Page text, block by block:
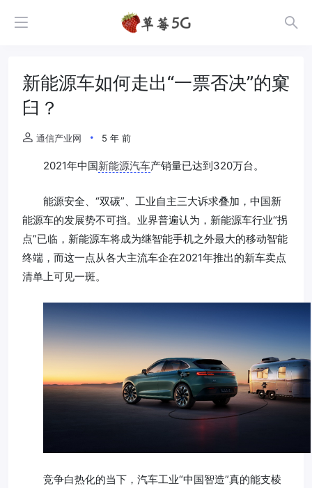
新能源车如何走出“一票否决”的窠
臼？
通信产业网 5 年 前
2021年中国新能源汽车产销量已达到320万台。
能源安全、“双碳”、工业自主三大诉求叠加，中国新
能源车的发展势不可挡。业界普遍认为，新能源车行业“拐
点”已临，新能源车将成为继智能手机之外最大的移动智能
终端，而这一点从各大主流车企在2021年推出的新车卖点
清单上可见一斑。
竞争白热化的当下，汽车工业“中国智造”真的能支棱